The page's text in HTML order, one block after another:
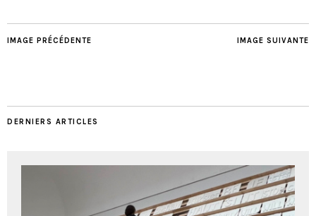
IMAGE SUIVANTE
IMAGE PRÉCÉDENTE
DERNIERS ARTICLES